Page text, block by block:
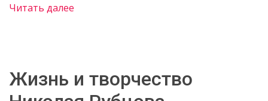
Читать далее
Жизнь и творчество